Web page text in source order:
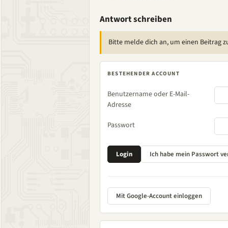
Antwort schreiben
Bitte melde dich an, um einen Beitrag
BESTEHENDER ACCOUNT
Benutzername oder E-Mail-
Adresse
Passwort
Mit Google-Account einloggen